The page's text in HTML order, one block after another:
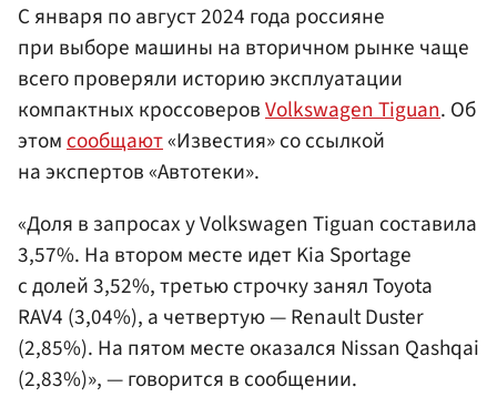
С января по август 2024 года россияне
при выборе машины на вторичном рынке чаще
всего проверяли историю эксплуатации
компактных кроссоверовVolkswagen Tiguan. Об
этомсообщают«Известия» со ссылкой
на экспертов «Автотеки».
«Доля в запросах у Volkswagen Tiguan составила
3,57%. На втором месте идет Kia Sportage
с долей 3,52%, третью строчку занял Toyota
RAV4 (3,04%), а четвертую — Renault Duster
(2,85%). На пятом месте оказался Nissan Qashqai
(2,83%)», — говорится в сообщении.